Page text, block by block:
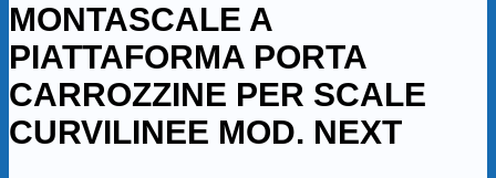
MONTASCALE A
PIATTAFORMA PORTA
CARROZZINE PER SCALE
CURVILINEE MOD. NEXT